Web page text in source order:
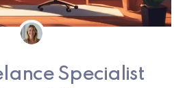
Specialist